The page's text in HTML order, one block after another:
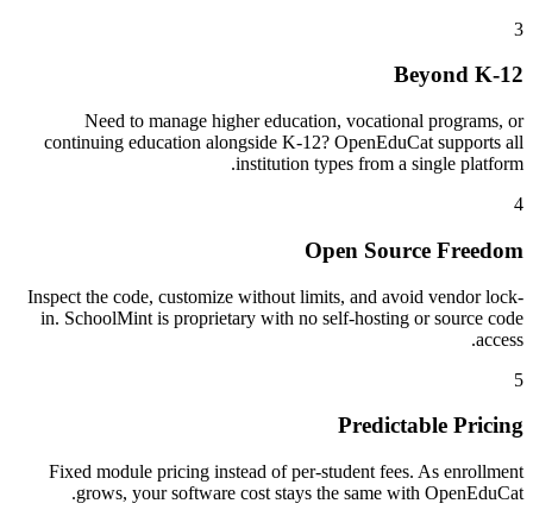
3
Beyond K-12
Need to manage higher education, vocational programs, or
continuing education alongside K-12? OpenEduCat supports all
institution types from a single platform.
4
Open Source Freedom
Inspect the code, customize without limits, and avoid vendor lock-
in. SchoolMint is proprietary with no self-hosting or source code
access.
5
Predictable Pricing
Fixed module pricing instead of per-student fees. As enrollment
grows, your software cost stays the same with OpenEduCat.